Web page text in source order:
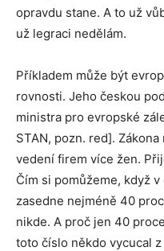
opravdu stane. A to už
už legraci nedělám.
Příkladem může být
rovnosti. Jeho českou
ministra pro evropské
STAN, pozn. red].
vedení firem více žen.
Čím si pomůžeme, když
zasedne nejméně 40
nikde. A proč jen 40
toto číslo někdo vycucal